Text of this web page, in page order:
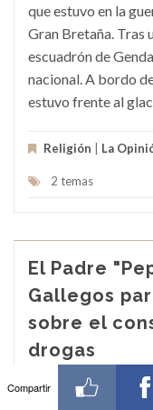
que estuvo en la
Gran Bretaña. Tras
escuadrón de
nacional. A bordo
estuvo frente al
Religión La
2 temas
El Padre
Gallegos
sobre el
drogas
Compartir